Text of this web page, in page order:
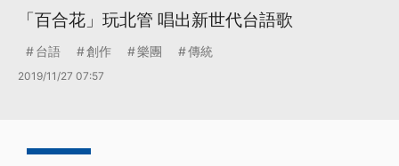
「百合花」玩北管 唱出新世代台語歌
台語 創作 樂團 傳統
2019/11/27 07:57